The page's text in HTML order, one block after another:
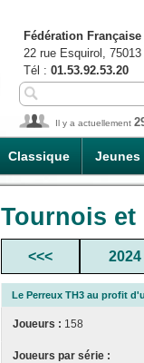
Classique Jeunes
Fédération
22 rue Esquirol,
Tél : 01.53.92.53.20
Il y a actuellement
Tournois
<<< 2024
Le Perreux TH3 au profit
Joueurs : 158
Joueurs par série :